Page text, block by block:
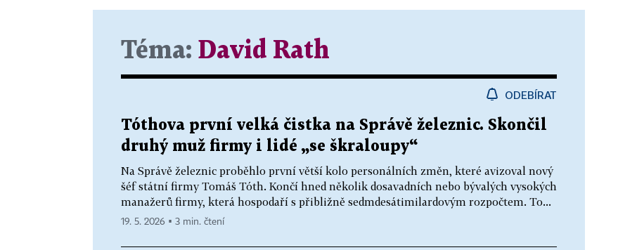
Téma: David Rath
ODEBÍRAT
Tóthova první velká čistka na Správě železnic. Skončil
druhý muž firmy i lidé „se škraloupy“
Na Správě železnic proběhlo první větší kolo personálních změn, které avizoval nový
šéf státní firmy Tomáš Tóth. Končí hned několik dosavadních nebo bývalých vysokých
manažerů firmy, která hospodaří s přibližně sedmdesátimilardovým rozpočtem. To...
19. 5. 2026 ▪ 3 min. čtení